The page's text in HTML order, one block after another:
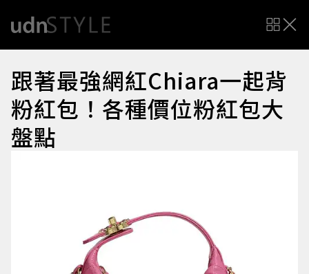
跟著最強網紅Chiara一起背
粉紅包！各種價位粉紅包大
盤點